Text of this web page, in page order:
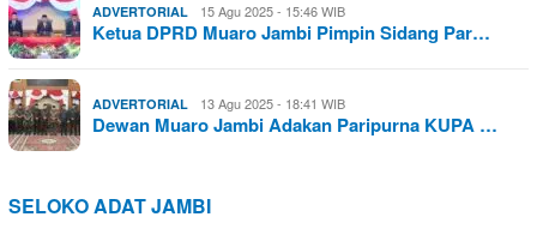
ADVERTORIAL 15 Agu 2025 - 15:46 WIB
Ketua DPRD Muaro Jambi Pimpin Sidang Par…
ADVERTORIAL 13 Agu 2025 - 18:41 WIB
Dewan Muaro Jambi Adakan Paripurna KUPA …
SELOKO ADAT JAMBI